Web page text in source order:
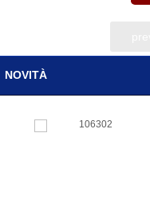
NOVITÀ